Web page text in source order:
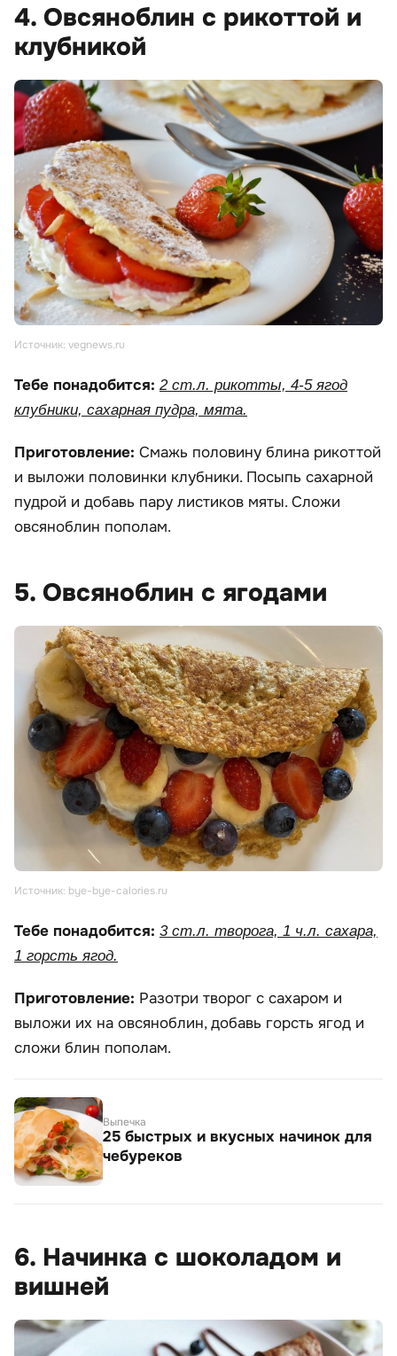
4. Овсяноблин с рикоттой и
клубникой
Источник: vegnews.ru
Тебе понадобится: 2 ст.л. рикотты, 4-5 ягод
клубники, сахарная пудра, мята.
Приготовление: Смажь половину блина рикоттой
и выложи половинки клубники. Посыпь сахарной
пудрой и добавь пару листиков мяты. Сложи
овсяноблин пополам.
5. Овсяноблин с ягодами
Источник: bye-bye-calories.ru
Тебе понадобится: 3 ст.л. творога, 1 ч.л. сахара,
1 горсть ягод.
Приготовление: Разотри творог с сахаром и
выложи их на овсяноблин, добавь горсть ягод и
сложи блин пополам.
Выпечка
25 быстрых и вкусных начинок для
чебуреков
6. Начинка с шоколадом и
вишней